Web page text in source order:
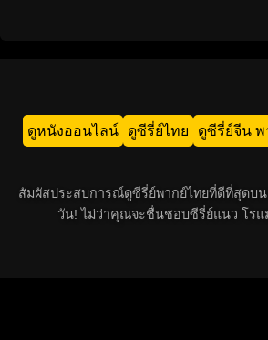
ดูหนังออนไลน์ ดูซีรี่ย์ไทย ดูซีรี่ย์จีน พ
สัมผัสประสบการณ์ดูซีรี่ย์พากย์ไทยที่ดีที่สุดบ
วัน! ไม่ว่าคุณจะชื่นชอบซีรี่ย์แนว โรแ